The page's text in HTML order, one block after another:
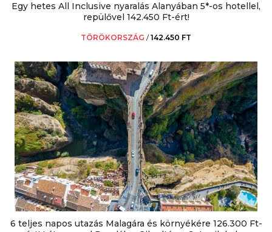
Egy hetes All Inclusive nyaralás Alanyában 5*-os hotellel,
repülővel 142.450 Ft-ért!
TÖRÖKORSZÁG /142.450 FT
6 teljes napos utazás Malagára és környékére 126.300 Ft-